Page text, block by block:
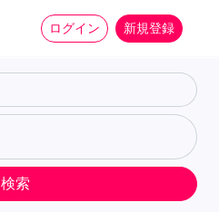
ログイン 新規登録
検索